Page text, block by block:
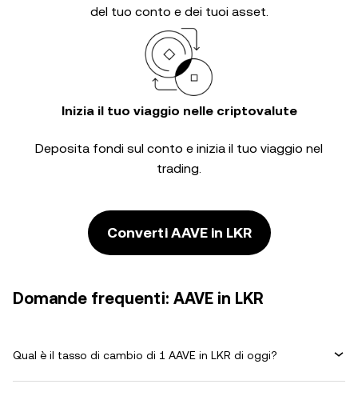
del tuo conto e dei tuoi asset.
Inizia il tuo viaggio nelle criptovalute
Deposita fondi sul conto e inizia il tuo viaggio nel
trading.
Converti AAVE in LKR
Domande frequenti: AAVE in LKR
Qual è il tasso di cambio di 1 AAVE in LKR di oggi?